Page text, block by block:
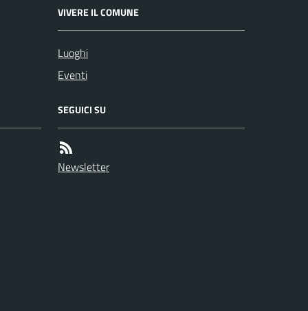
VIVERE IL COMUNE
Luoghi
Eventi
SEGUICI SU
Newsletter